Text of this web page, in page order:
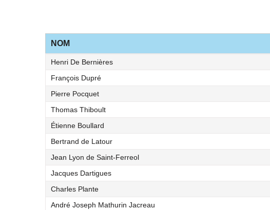
NOM
Henri De Bernières
François Dupré
Pierre Pocquet
Thomas Thiboult
Étienne Boullard
Bertrand de Latour
Jean Lyon de Saint-Ferreol
Jacques Dartigues
Charles Plante
André Joseph Mathurin Jacreau